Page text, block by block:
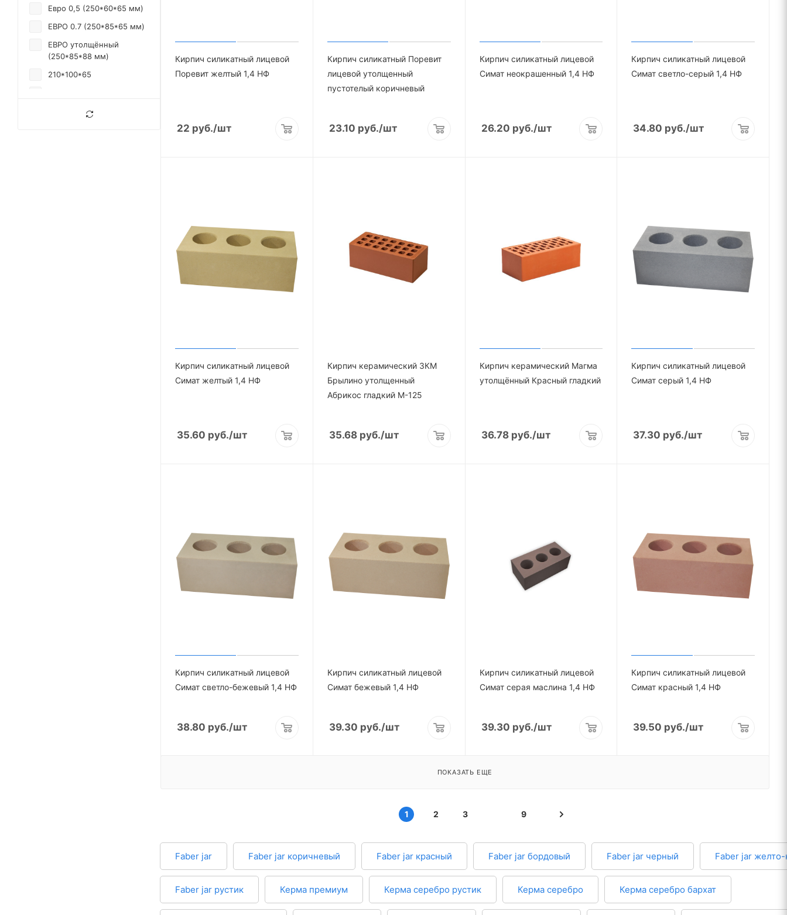
Кирпич силикатный лицевой
Поревит желтый 1,4 НФ
22 руб./шт
Кирпич силикатный Поревит
лицевой утолщенный
пустотелый коричневый
23.10 руб./шт
Кирпич силикатный лицевой
Симат неокрашенный 1,4 НФ
26.20 руб./шт
Кирпич силикатный лицевой
Симат светло-серый 1,4 НФ
34.80 руб./шт
Кирпич силикатный лицевой
Симат желтый 1,4 НФ
35.60 руб./шт
Кирпич керамический ЗКМ
Брылино утолщенный
Абрикос гладкий М-125
35.68руб./шт
Кирпич керамический Магма
утолщённый Красный гладкий
36.78руб./шт
Кирпич силикатный лицевой
Симат серый 1,4 НФ
37.30 руб./шт
Кирпич силикатный лицевой
Симат светло-бежевый 1,4 НФ
38.80 руб./шт
Кирпич силикатный лицевой
Симат бежевый 1,4 НФ
39.30 руб./шт
Кирпич силикатный лицевой
Симат серая маслина 1,4 НФ
39.30 руб./шт
Кирпич силикатный лицевой
Симат красный 1,4 НФ
39.50 руб./шт
ПОКАЗАТЬ ЕЩЕ
1 2 3 9
Faber jar Faber jar коричневый Faber jar красный Faber jar бордовый Faber jar черный Faber jar
Faber jar рустик Керма премиум Керма серебро рустик Керма серебро Керма серебро бархат
Евро 0,5 (250*60*65 мм)
ЕВРО 0.7 (250*85*65 мм)
ЕВРО утолщённый
(250*85*88 мм)
210*100*65
210*50*65